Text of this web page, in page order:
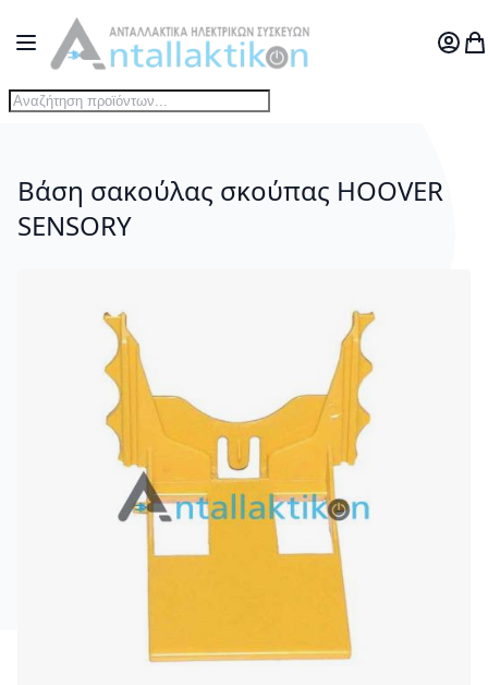
Μετάβαση στο περιεχόμενο
Toggle Nav
Ο
Βάση σακούλας σκούπας HOOVER
SENSORY